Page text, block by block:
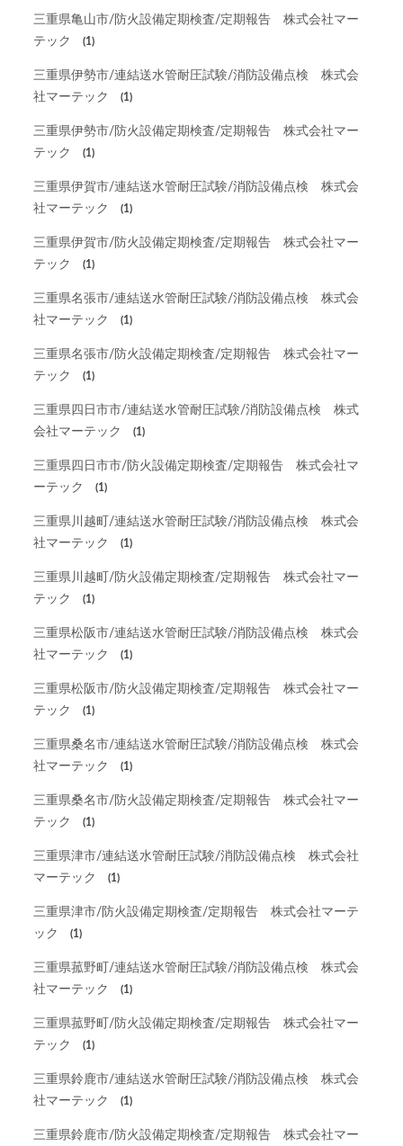
三重県亀山市/防火設備定期検査/定期報告 株式会社マー
テック
(1)
三重県伊勢市/連結送水管耐圧試験/消防設備点検 株式会
社マーテック
(1)
三重県伊勢市/防火設備定期検査/定期報告 株式会社マー
テック
(1)
三重県伊賀市/連結送水管耐圧試験/消防設備点検 株式会
社マーテック
(1)
三重県伊賀市/防火設備定期検査/定期報告 株式会社マー
テック
(1)
三重県名張市/連結送水管耐圧試験/消防設備点検 株式会
社マーテック
(1)
三重県名張市/防火設備定期検査/定期報告 株式会社マー
テック
(1)
三重県四日市市/連結送水管耐圧試験/消防設備点検 株式
会社マーテック
(1)
三重県四日市市/防火設備定期検査/定期報告 株式会社マ
ーテック
(1)
三重県川越町/連結送水管耐圧試験/消防設備点検 株式会
社マーテック
(1)
三重県川越町/防火設備定期検査/定期報告 株式会社マー
テック
(1)
三重県松阪市/連結送水管耐圧試験/消防設備点検 株式会
社マーテック
(1)
三重県松阪市/防火設備定期検査/定期報告 株式会社マー
テック
(1)
三重県桑名市/連結送水管耐圧試験/消防設備点検 株式会
社マーテック
(1)
三重県桑名市/防火設備定期検査/定期報告 株式会社マー
テック
(1)
三重県津市/連結送水管耐圧試験/消防設備点検 株式会社
マーテック
(1)
三重県津市/防火設備定期検査/定期報告 株式会社マーテ
ック
(1)
三重県菰野町/連結送水管耐圧試験/消防設備点検 株式会
社マーテック
(1)
三重県菰野町/防火設備定期検査/定期報告 株式会社マー
テック
(1)
三重県鈴鹿市/連結送水管耐圧試験/消防設備点検 株式会
社マーテック
(1)
三重県鈴鹿市/防火設備定期検査/定期報告 株式会社マー